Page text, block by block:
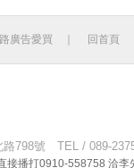
廣告愛買 回首頁
798號 TEL / 089-
接播打0910-558758 洽李